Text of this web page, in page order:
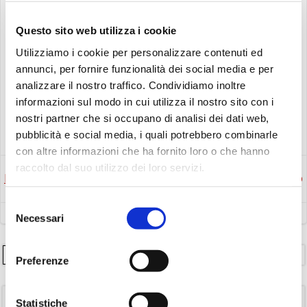
Questo sito web utilizza i cookie
Utilizziamo i cookie per personalizzare contenuti ed
annunci, per fornire funzionalità dei social media e per
analizzare il nostro traffico. Condividiamo inoltre
informazioni sul modo in cui utilizza il nostro sito con i
nostri partner che si occupano di analisi dei dati web,
pubblicità e social media, i quali potrebbero combinarle
con altre informazioni che ha fornito loro o che hanno
raccolto dal suo utilizzo dei loro servizi.
delNecessari
Preferenze
Statistiche
0429 1905714
infolibri@comune.monselice.padova.it
www.bibliotecamonselice.it
Via San Biagio, 10 – Monselice (PD)
Eventi Gruppo di lettura
Post
navigation
Post
navigation
Successivo
Cerca
TAGS